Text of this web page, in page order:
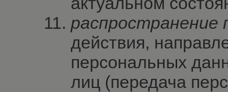
распространение
действия,
персональных
лиц (передача